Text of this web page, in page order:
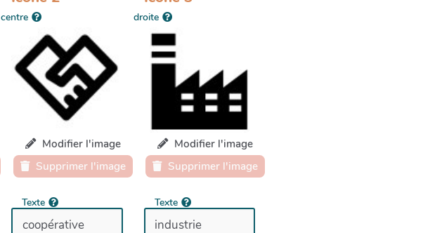
centre
Modifier l'image
Supprimer l'image
Texte
droite
Modifier l'image
Supprimer l'image
Texte